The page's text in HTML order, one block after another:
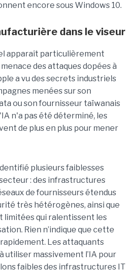
encore sous Windows 10.
dans le viseur
apparaît particulièrement
des attaques dopées à
a vu des secrets industriels
menées sur son
ou son fournisseur taïwanais
n'a pas été déterminé, les
de plus en plus pour mener
plusieurs faiblesses
: des infrastructures
de fournisseurs étendus
très hétérogènes, ainsi que
limitées qui ralentissent les
Rien n’indique que cette
Les attaquants
utiliser massivement l’IA pour
faibles des infrastructures IT